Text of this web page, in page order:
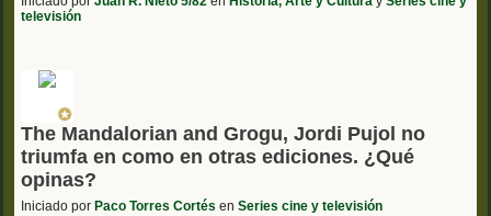
televisión
The Mandalorian and Grogu, Jordi Pujol no
triumfa en como en otras ediciones. ¿Qué
opinas?
Iniciado por Paco Torres Cortés en Series cine y televisión